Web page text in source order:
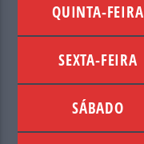
QUINTA-FEIRA
SEXTA-FEIRA
SÁBADO